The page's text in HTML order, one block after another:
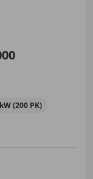
(200 PK)